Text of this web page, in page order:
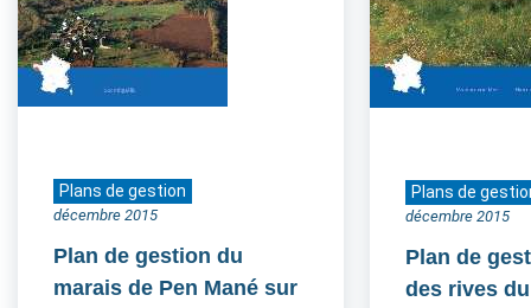
Plans de gestion
décembre 2015
Plan de gestion du
marais de Pen Mané sur
Plans de
décembre 2015
Plan de
des rives